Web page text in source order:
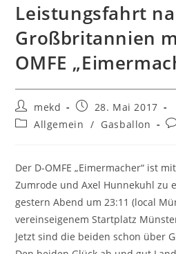
Leistungsfahrt
Großbritannien
OMFE
Beitrags-
Autor:
mekd
Beitrag
veröffentlicht:
28. Mai 2017
Beitrags-
Allgemein / Gasballon
Der D-OMFE „Eimermacher“ ist
Zumrode und Axel Hunnekuhl zu
gestern Abend um 23:11 (local
vereinseigenem Startplatz
Jetzt sind die beiden schon über